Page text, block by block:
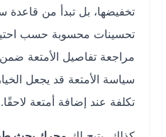
تخفيضها، بل تبدأ من قاعدة
تحسينات محسوبة حسب
مراجعة تفاصيل الأمتعة ضمن
سياسة الأمتعة قد يجعل الخيار
تكلفة عند إضافة أمتعة لاحقًا.